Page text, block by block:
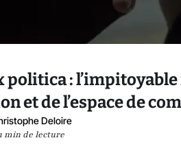
: l’impitoyable
et de l’espace de
Deloire
1 min de lecture